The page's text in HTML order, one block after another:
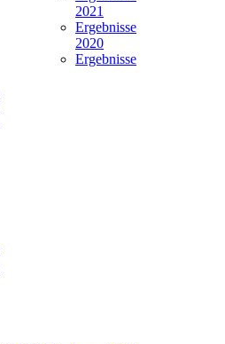
2021
Ergebnisse
2020
Ergebnisse